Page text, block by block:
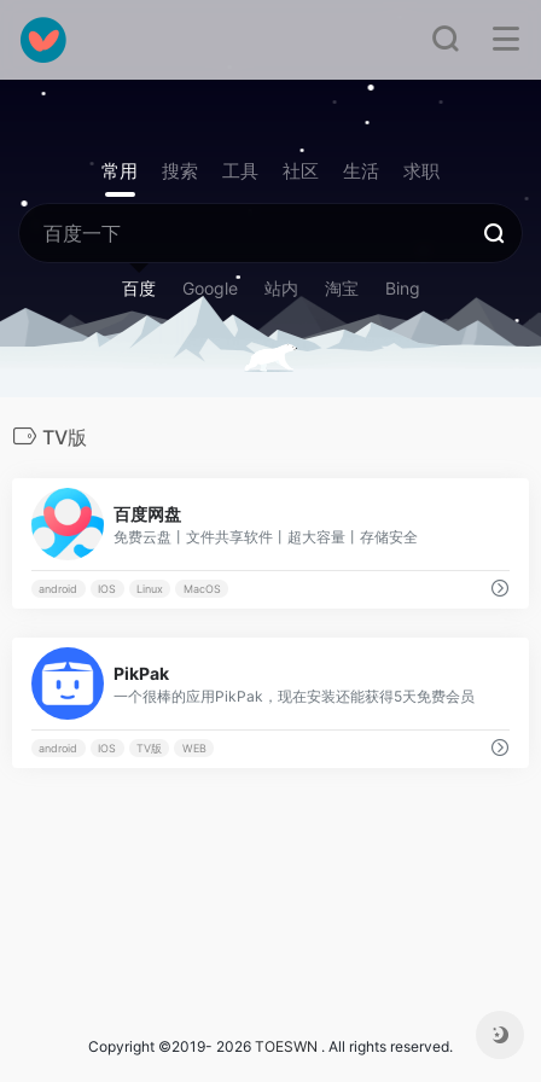
常用 搜索 工具 社区 生活 求职
百度 Google 站内 淘宝 Bing
TV版
百度网盘
免费云盘丨文件共享软件丨超大容量丨存储安全
android IOS Linux MacOS
PikPak
一个很棒的应用PikPak，现在安装还能获得5天免费会员
android IOS TV版 WEB
Copyright ©2019- 2026 TOESWN . All rights reserved.